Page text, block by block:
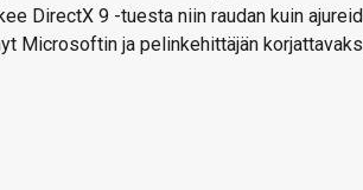
DirectX 9 -tuesta niin raudan kuin
Microsoftin ja pelinkehittäjän